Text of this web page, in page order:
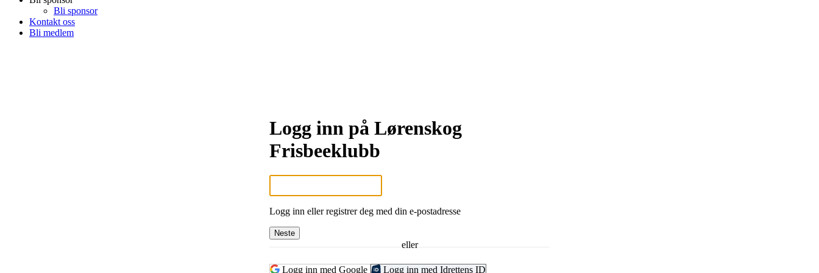
Bli sponsor
Kontakt oss
Bli medlem
Logg inn på Lørenskog
Frisbeeklubb
Logg inn eller registrer deg med din e-postadresse
Neste
eller
Logg inn med Google Logg inn med Idrettens ID